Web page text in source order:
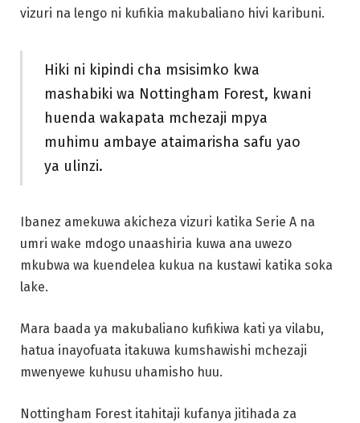
vizuri na lengo ni kufikia makubaliano hivi karibuni.
Hiki ni kipindi cha msisimko kwa
mashabiki wa Nottingham Forest, kwani
huenda wakapata mchezaji mpya
muhimu ambaye ataimarisha safu yao
ya ulinzi.
Ibanez amekuwa akicheza vizuri katika Serie A na
umri wake mdogo unaashiria kuwa ana uwezo
mkubwa wa kuendelea kukua na kustawi katika soka
lake.
Mara baada ya makubaliano kufikiwa kati ya vilabu,
hatua inayofuata itakuwa kumshawishi mchezaji
mwenyewe kuhusu uhamisho huu.
Nottingham Forest itahitaji kufanya jitihada za